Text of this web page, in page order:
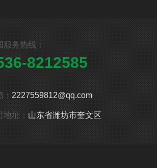
服务热线：
8212585
2227559812@qq.com
地址： 山东省潍坊市奎文区